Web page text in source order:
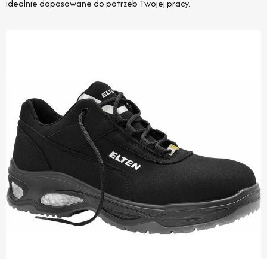
idealnie dopasowane do potrzeb Twojej pracy.